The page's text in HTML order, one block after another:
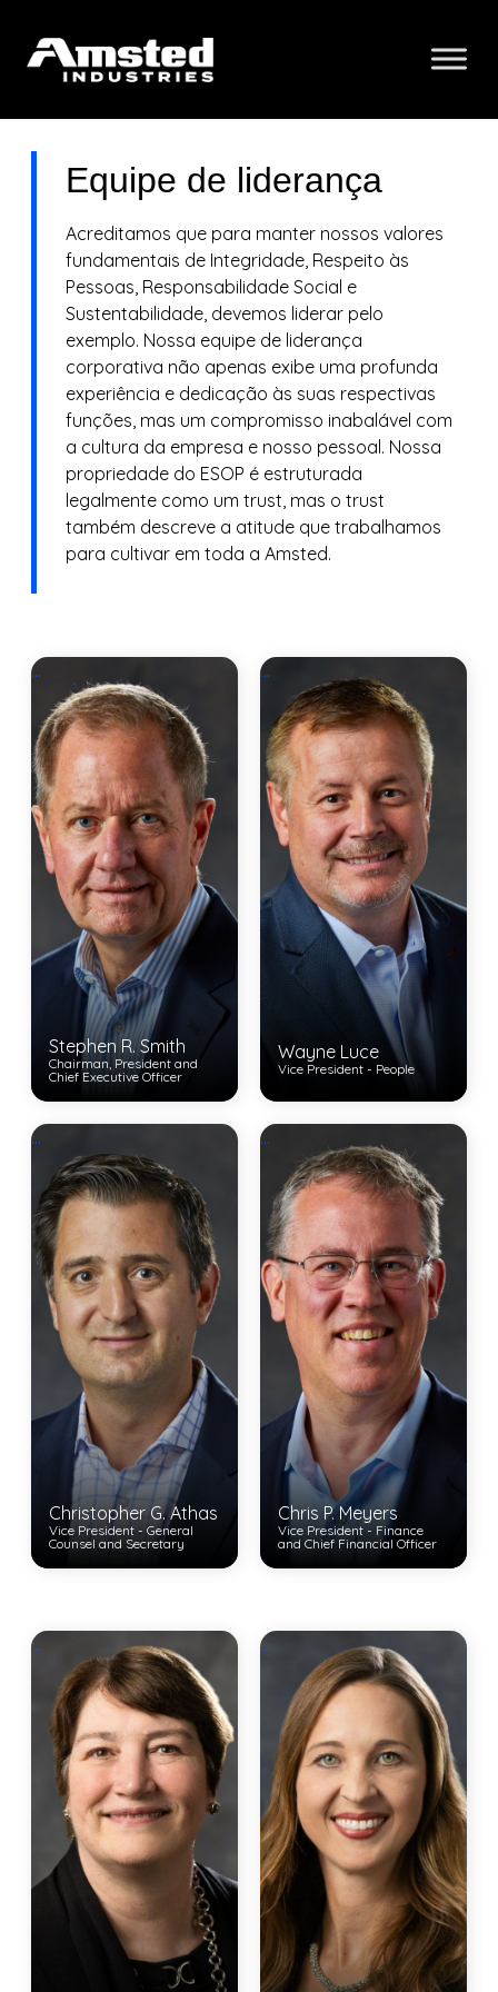
Equipe de liderança
Acreditamos que para manter nossos valores
fundamentais de Integridade, Respeito às
Pessoas, Responsabilidade Social e
Sustentabilidade, devemos liderar pelo
exemplo. Nossa equipe de liderança
corporativa não apenas exibe uma profunda
experiência e dedicação às suas respectivas
funções, mas um compromisso inabalável com
a cultura da empresa e nosso pessoal. Nossa
propriedade do ESOP é estruturada
legalmente como um trust, mas o trust
também descreve a atitude que trabalhamos
para cultivar em toda a Amsted.
...
Stephen R. Smith
Chairman, President and
Chief Executive Officer
...
Wayne Luce
Vice President - People
...
Christopher G. Athas
Vice President - General
Counsel and Secretary
...
Chris P. Meyers
Vice President - Finance
and Chief Financial Officer
... ...